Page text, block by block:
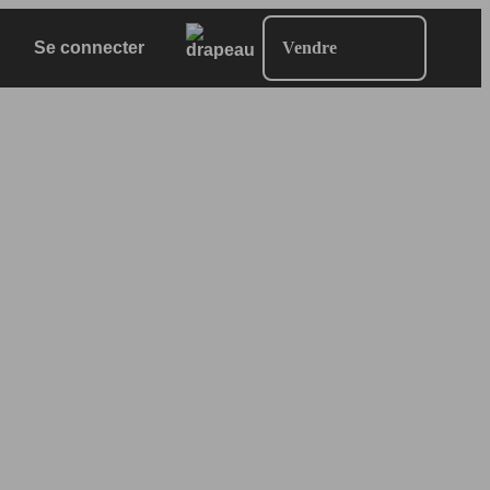
Se connecter Vendre